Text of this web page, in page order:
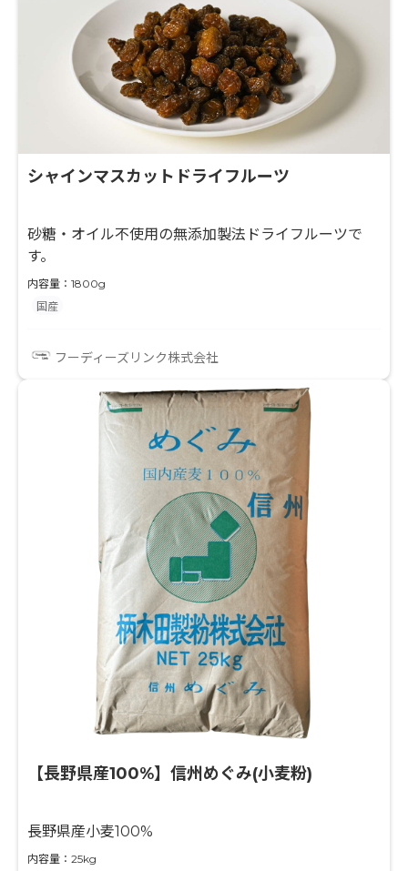
シャインマスカットドライフルーツ
砂糖・オイル不使用の無添加製法ドライフルーツで
す。
内容量：1800g
国産
フーディーズリンク株式会社
【長野県産100%】信州めぐみ(小麦粉)
長野県産小麦100%
内容量：25kg